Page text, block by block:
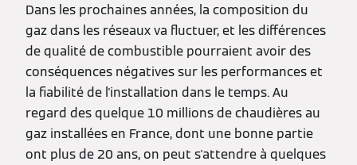
Dans les prochaines années, la composition du
gaz dans les réseaux va fluctuer, et les différences
de qualité de combustible pourraient avoir des
conséquences négatives sur les performances et
la fiabilité de l'installation dans le temps. Au
regard des quelque 10 millions de chaudières au
gaz installées en France, dont une bonne partie
ont plus de 20 ans, on peut s'attendre à quelques